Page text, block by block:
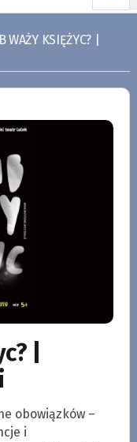
WAŻY KSIĘŻYC? |
|
obowiązków –
i